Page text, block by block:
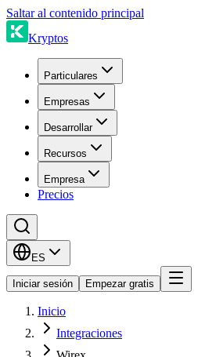
Saltar al contenido principal
Kryptos
Particulares
Empresas
Desarrollar
Recursos
Empresa
Precios
ES
Iniciar sesión Empezar gratis
Inicio
Integraciones